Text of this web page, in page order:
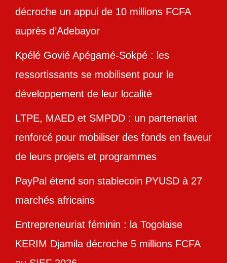
décroche un appui de 10 millions FCFA
auprès d’Adebayor
Kpélé Govié Apégamé-Sokpé : les
ressortissants se mobilisent pour le
développement de leur localité
LTPE, MAED et SMPDD : un partenariat
renforcé pour mobiliser des fonds en faveur
de leurs projets et programmes
PayPal étend son stablecoin PYUSD à 27
marchés africains
Entrepreneuriat féminin : la Togolaise
KERIM Djamila décroche 5 millions FCFA